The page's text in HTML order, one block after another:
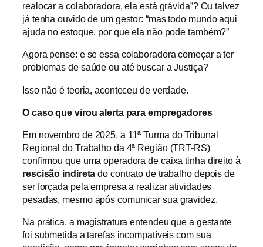
realocar a colaboradora, ela está grávida”? Ou talvez
já tenha ouvido de um gestor: “mas todo mundo aqui
ajuda no estoque, por que ela não pode também?”
Agora pense: e se essa colaboradora começar a ter
problemas de saúde ou até buscar a Justiça?
Isso não é teoria, aconteceu de verdade.
O caso que virou alerta para empregadores
Em novembro de 2025, a 11ª Turma do Tribunal
Regional do Trabalho da 4ª Região (TRT-RS)
confirmou que uma operadora de caixa tinha direito à
rescisão indireta do contrato de trabalho depois de
ser forçada pela empresa a realizar atividades
pesadas, mesmo após comunicar sua gravidez.
Na prática, a magistratura entendeu que a gestante
foi submetida a tarefas incompatíveis com sua